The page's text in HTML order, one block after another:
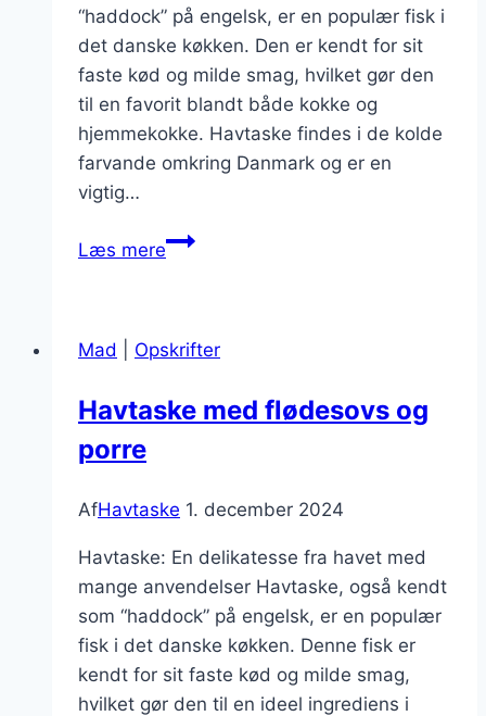
“haddock” på engelsk, er en populær fisk i
det danske køkken. Den er kendt for sit
faste kød og milde smag, hvilket gør den
til en favorit blandt både kokke og
hjemmekokke. Havtaske findes i de kolde
farvande omkring Danmark og er en
vigtig…
Læs mereHavtaske
gryde
Mad Opskrifter
Havtaske med flødesovs og
porre
AfHavtaske 1. december 2024
Havtaske: En delikatesse fra havet med
mange anvendelser Havtaske, også kendt
som “haddock” på engelsk, er en populær
fisk i det danske køkken. Denne fisk er
kendt for sit faste kød og milde smag,
hvilket gør den til en ideel ingrediens i